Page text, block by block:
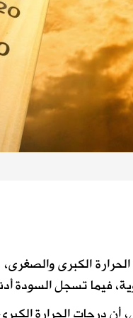
الكبرى